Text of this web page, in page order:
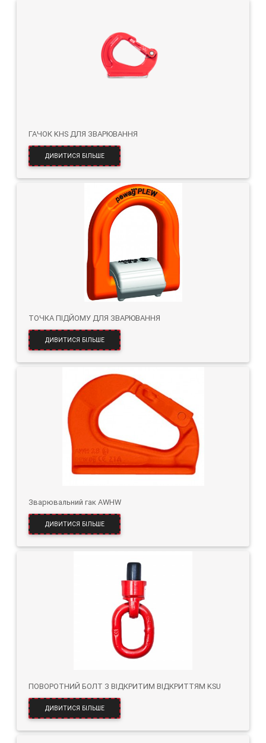
ГАЧОК KHS ДЛЯ ЗВАРЮВАННЯ
ДИВИТИСЯ БІЛЬШЕ
ТОЧКА ПІДЙОМУ ДЛЯ ЗВАРЮВАННЯ
ДИВИТИСЯ БІЛЬШЕ
Зварювальний гак AWHW
ДИВИТИСЯ БІЛЬШЕ
ПОВОРОТНИЙ БОЛТ З ВІДКРИТИМ ВІДКРИТТЯМ KSU
ДИВИТИСЯ БІЛЬШЕ